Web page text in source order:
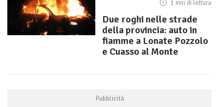
1 min di lettura
Due roghi nelle strade
della provincia: auto in
fiamme a Lonate Pozzolo
e Cuasso al Monte